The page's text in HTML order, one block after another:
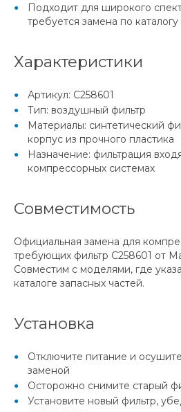
Подходит для широкого
требуется замена по каталогу
Характеристики
Артикул: C258601
Тип: воздушный фильтр
Материалы: синтетический
корпус из прочного пластика
Назначение: фильтрация
компрессорных системах
Совместимость
Официальная замена для
требующих фильтр C258601 от
Совместим с моделями, где
каталоге запасных частей.
Установка
Отключите питание и
заменой
Осторожно снимите старый
Установите новый фильтр,